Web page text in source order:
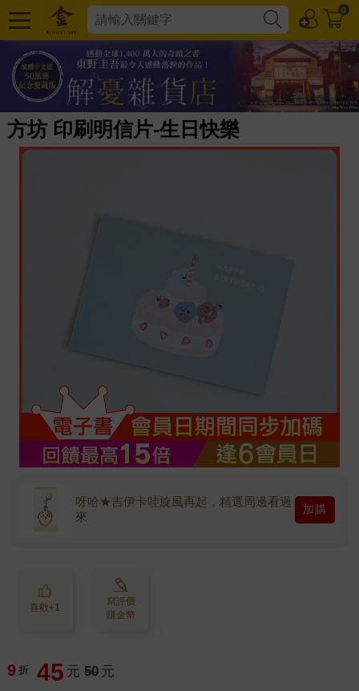
0
方坊 印刷明信片-生日快樂
呀哈★吉伊卡哇旋風再起，精選周邊看過
來
加購
喜歡+1
寫評價
賺金幣
9 折 45 元 50 元